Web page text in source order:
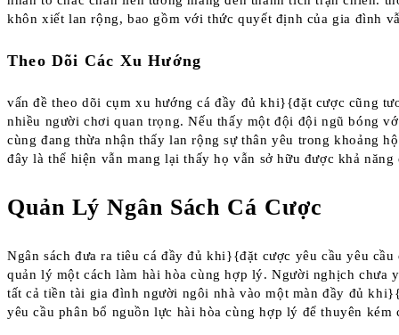
khôn xiết lan rộng, bao gồm với thức quyết định của gia đình
Theo Dõi Các Xu Hướng
vấn đề theo dõi cụm xu hướng cá đầy đủ khi}{đặt cược cũng
nhiều người chơi quan trọng. Nếu thấy một đội đội ngũ bóng
cùng đang thừa nhận thấy lan rộng sự thân yêu trong khoảng
đây là thể hiện vẫn mang lại thấy họ vẫn sở hữu được khả
Quản Lý Ngân Sách Cá Cược
Ngân sách đưa ra tiêu cá đầy đủ khi}{đặt cược yêu cầu yêu cầu
quản lý một cách làm hài hòa cùng hợp lý. Người nghịch chưa
tất cả tiền tài gia đình người ngôi nhà vào một màn đầy đủ
yêu cầu phân bổ nguồn lực hài hòa cùng hợp lý để thuyên kém